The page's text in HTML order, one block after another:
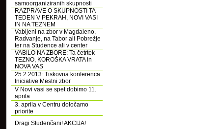
samoorganiziranih skupnosti
RAZPRAVE O SKUPNOSTI TA
TEDEN V PEKRAH, NOVI VASI
IN NA TEZNEM
Vabljeni na zbor v Magdaleno,
Radvanje, na Tabor ali Pobrežje
ter na Studence ali v center
VABILO NA ZBORE: Ta četrtek
TEZNO, KOROŠKA VRATA in
NOVA VAS
25.2.2013: Tiskovna konferenca
Iniciative Mestni zbor
V Novi vasi se spet dobimo 11.
aprila
3. aprila v Centru določamo
priorite
Dragi Studenčani! AKCIJA!